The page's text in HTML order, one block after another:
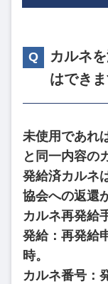
カルネ
はでき
未使用であれ
と同一内容の
発給済カルネ
協会への返還
カルネ再発給
発給：再発給
時。
カルネ番号：